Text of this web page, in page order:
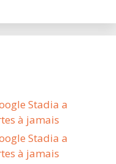
Stadia a
à jamais
Stadia a
à jamais